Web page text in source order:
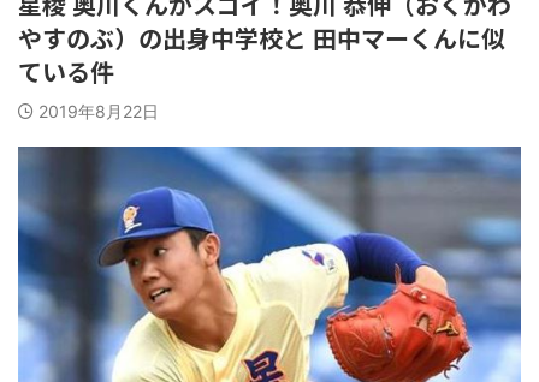
やすのぶ）の出身中学校と 田中マーくんに似
ている件
2019年8月22日